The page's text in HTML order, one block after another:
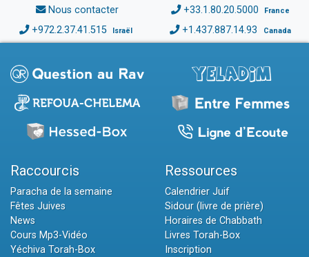
Nous contacter +33.1.80.20.5000 France
+972.2.37.41.515 Israël +1.437.887.14.93 Canada
Raccourcis
Paracha de la semaine
Fêtes Juives
News
Cours Mp3-Vidéo
Yéchiva Torah-Box
Ressources
Calendrier Juif
Sidour (livre de prière)
Horaires de Chabbath
Livres Torah-Box
Inscription